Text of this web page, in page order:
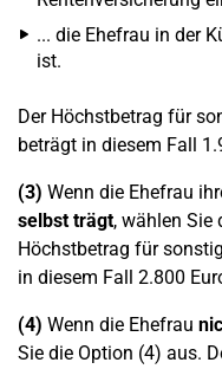
... die Ehefrau in der
ist.
Der Höchstbetrag für
beträgt in diesem Fall
(3) Wenn die Ehefrau
selbst trägt, wählen Sie
Höchstbetrag für
in diesem Fall 2.800
(4) Wenn die Ehefrau
Sie die Option (4) aus.